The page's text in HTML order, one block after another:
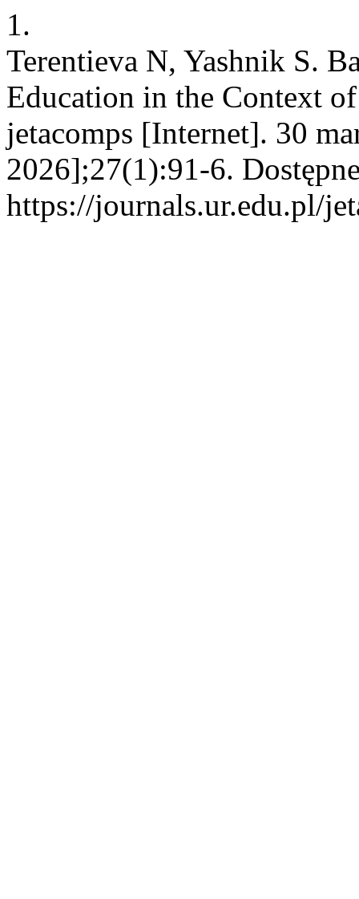
1.
Terentieva N, Yashnik S.
Education in the Context
jetacomps [Internet]. 30
2026];27(1):91-6.
https://journals.ur.edu.pl/